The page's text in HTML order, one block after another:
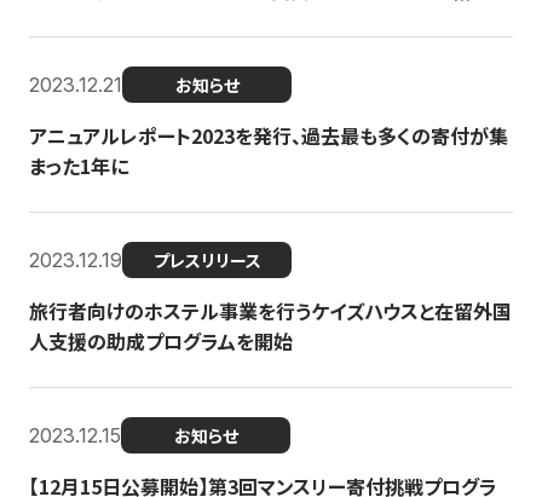
2023.12.21 お知らせ
アニュアルレポート2023を発行、過去最も多くの寄付が集
まった1年に
2023.12.19 プレスリリース
旅行者向けのホステル事業を行うケイズハウスと在留外国
人支援の助成プログラムを開始
2023.12.15 お知らせ
【12月15日公募開始】第3回マンスリー寄付挑戦プログラ